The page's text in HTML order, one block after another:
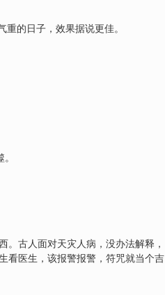
的日子，效果据说更佳。
古人面对天灾人病，没办法解释，
看医生，该报警报警，符咒就当个吉